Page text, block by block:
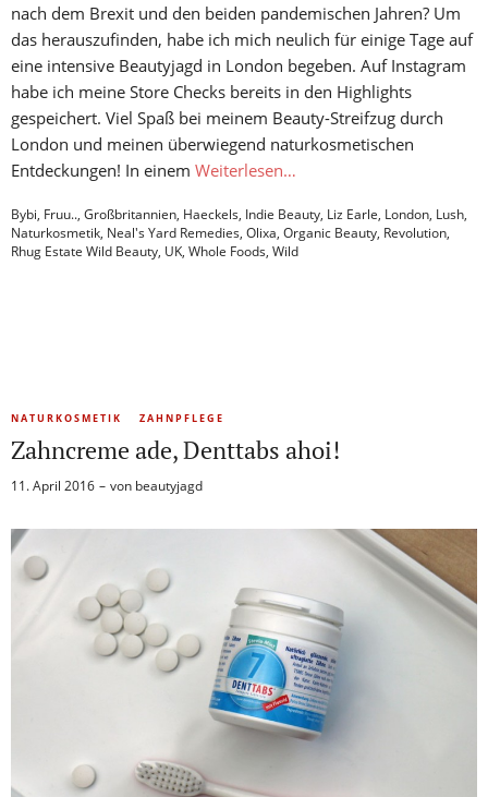
nach dem Brexit und den beiden pandemischen Jahren? Um
das herauszufinden, habe ich mich neulich für einige Tage auf
eine intensive Beautyjagd in London begeben. Auf Instagram
habe ich meine Store Checks bereits in den Highlights
gespeichert. Viel Spaß bei meinem Beauty-Streifzug durch
London und meinen überwiegend naturkosmetischen
Entdeckungen! In einem Weiterlesen…
Bybi, Fruu.., Großbritannien, Haeckels, Indie Beauty, Liz Earle, London, Lush,
Naturkosmetik, Neal's Yard Remedies, Olixa, Organic Beauty, Revolution,
Rhug Estate Wild Beauty, UK, Whole Foods, Wild
NATURKOSMETIK ZAHNPFLEGE
Zahncreme ade, Denttabs ahoi!
11. April 2016 von beautyjagd